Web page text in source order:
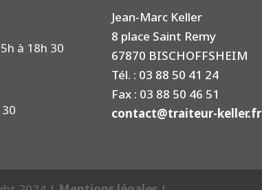
à 18h 30
Jean-Marc Keller
8 place Saint Remy
67870 BISCHOFFSHEIM
Tél. : 03 88 50 41 24
Fax : 03 88 50 46 51
contact@traiteur-keller.fr